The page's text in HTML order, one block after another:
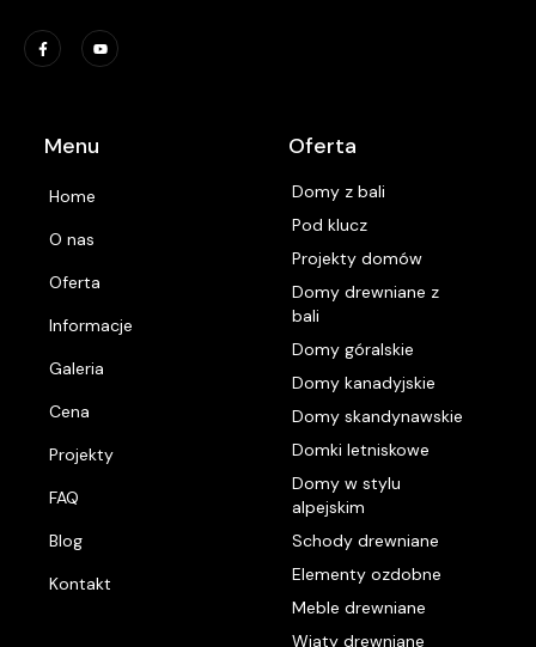
Menu
Home
O nas
Oferta
Informacje
Galeria
Cena
Projekty
FAQ
Blog
Kontakt
Oferta
Domy z bali
Pod klucz
Projekty domów
Domy drewniane z
bali
Domy góralskie
Domy kanadyjskie
Domy skandynawskie
Domki letniskowe
Domy w stylu
alpejskim
Schody drewniane
Elementy ozdobne
Meble drewniane
Wiaty drewniane